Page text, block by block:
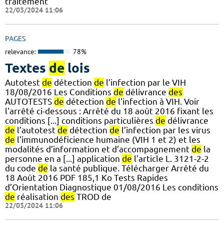
22/03/2024 11:06
PAGES
relevance: 78%
Textes de lois
Autotest de détection de l’infection par le VIH
18/08/2016 Les Conditions de délivrance des
AUTOTESTS de détection de l'infection à VIH. Voir
l'arrêté ci-dessous : Arrêté du 18 août 2016 fixant les
conditions [...] conditions particulières de délivrance
de l’autotest de détection de l’infection par les virus
de l’immunodéficience humaine (VIH 1 et 2) et les
modalités d’information et d’accompagnement de la
personne en a [...] application de l’article L. 3121-2-2
du code de la santé publique. Télécharger Arrêté du
18 Août 2016 PDF 185,1 Ko Tests Rapides
d’Orientation Diagnostique 01/08/2016 Les conditions
de réalisation des TROD de
22/03/2024 11:06